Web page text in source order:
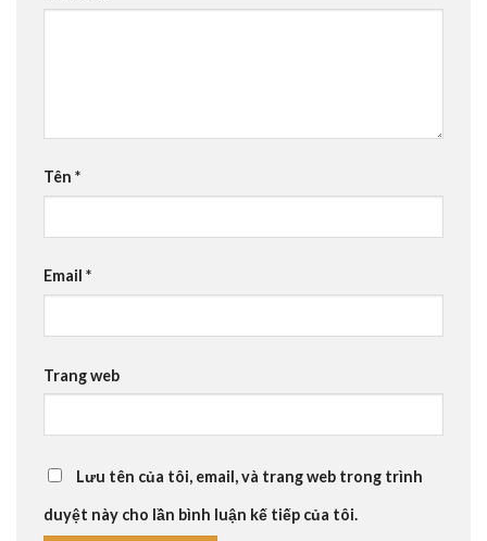
Tên *
Email *
Trang web
Lưu tên của tôi, email, và trang web trong trình
duyệt này cho lần bình luận kế tiếp của tôi.